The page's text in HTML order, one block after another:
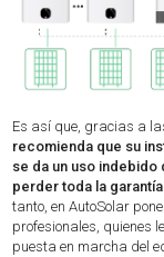
Es así que, gracias a
recomienda que su
se da un uso indebido
perder toda la
tanto, en AutoSolar
profesionales, quienes
puesta en marcha del